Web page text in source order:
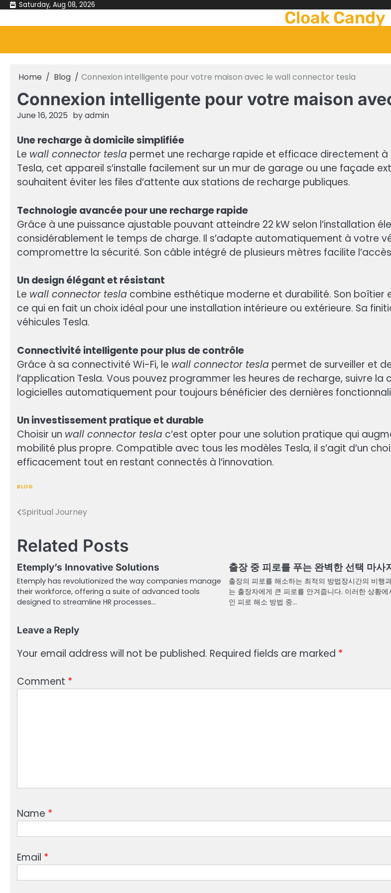
Skip
content
Saturday, Aug 08, 2026
Cloak Candy
Home Blog Connexion intelligente pour votre maison avec le wall connector tesla
Connexion intelligente pour votre maison
June 16, 2025 byadmin
Une recharge à domicile simplifiée
Le wall connector tesla permet une recharge rapide et efficace directement
Tesla, cet appareil s’installe facilement sur un mur de garage ou une façade
souhaitent éviter les files d’attente aux stations de recharge publiques.
Technologie avancée pour une recharge rapide
Grâce à une puissance ajustable pouvant atteindre 22 kW selon l’installation
considérablement le temps de charge. Il s’adapte automatiquement à votre
compromettre la sécurité. Son câble intégré de plusieurs mètres facilite
Un design élégant et résistant
Le wall connector tesla combine esthétique moderne et durabilité. Son boîtier
ce qui en fait un choix idéal pour une installation intérieure ou extérieure. Sa
véhicules Tesla.
Connectivité intelligente pour plus de contrôle
Grâce à sa connectivité Wi-Fi, le wall connector tesla permet de surveiller et
l’application Tesla. Vous pouvez programmer les heures de recharge, suivre
logicielles automatiquement pour toujours bénéficier des dernières
Un investissement pratique et durable
Choisir un wall connector tesla c’est opter pour une solution pratique qui
mobilité plus propre. Compatible avec tous les modèles Tesla, il s’agit d’un
efficacement tout en restant connectés à l’innovation.
BLOG
Post
Spiritual Journey
Related Posts
Etemply’s Innovative Solutions
Etemply has revolutionized the way companies manage
their workforce, offering a suite of advanced tools
designed to streamline HR processes…
출장 중 피로를 푸는 완벽한 선택 마사
출장의 피로를 해소하는 최적의 방법장시간의 비행
는 출장자에게 큰 피로를 안겨줍니다. 이러한 상황에
인 피로 해소 방법 중…
Leave a Reply
Your email address will not be published. Required fields are marked *
Comment *
Name *
Email *